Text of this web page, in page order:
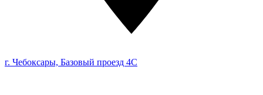
г. Чебоксары, Базовый проезд 4С